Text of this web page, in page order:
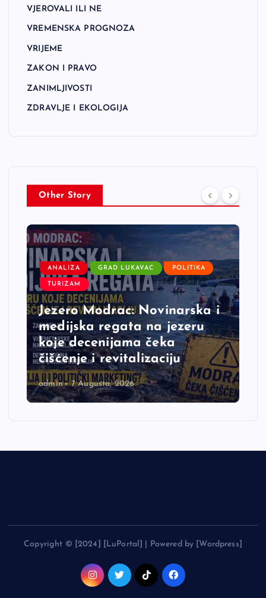
VJEROVALI ILI NE
VREMENSKA PROGNOZA
VRIJEME
ZAKON I PRAVO
ZANIMLJIVOSTI
ZDRAVLJE I EKOLOGIJA
Other Story
ANALIZA GRAD LUKAVAC POLITIKA
TURIZAM
Jezero Modrac: Novinarska i
medijska regata na jezeru
koje decenijama čeka
čišćenje i revitalizaciju
admin 7 Augusta, 2026
Copyright © [2024] [LuPortal] | Powered by [Wordpress]